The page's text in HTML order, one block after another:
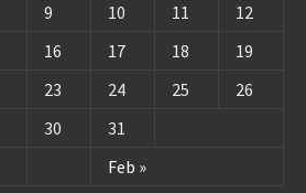
Feb »
9 10 11
12
16 17 18
19
23 24 25
26
30 31